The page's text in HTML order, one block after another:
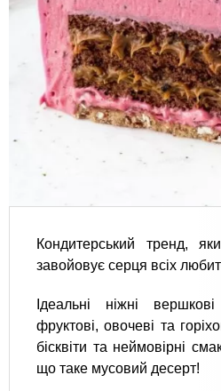
Кондитерський тренд,
завойовує серця всіх
Ідеальні ніжні
фруктові, овочеві та
бісквіти та неймовірні
що таке мусовий десерт!